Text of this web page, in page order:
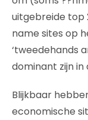
uitgebreide top
name sites op
‘tweedehands
dominant zijn in
Blijkbaar
economische